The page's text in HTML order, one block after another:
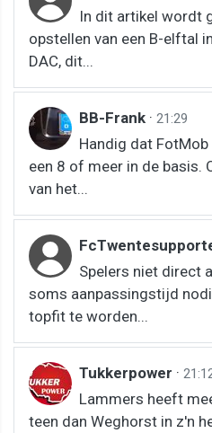
In dit artikel wordt
opstellen van een B-elftal
DAC, dit...
BB-Frank · 21:29
Handig dat
een 8 of meer in de basis.
van het...
Spelers niet direct
soms aanpassingstijd
topfit te worden...
Tukkerpower ·
Lammers heeft
teen dan Weghorst in z'n